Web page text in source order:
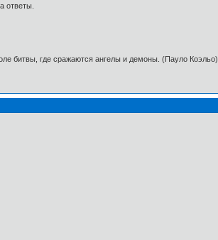
ответы.
битвы, где сражаются ангелы и демоны. (Пауло Коэльо)